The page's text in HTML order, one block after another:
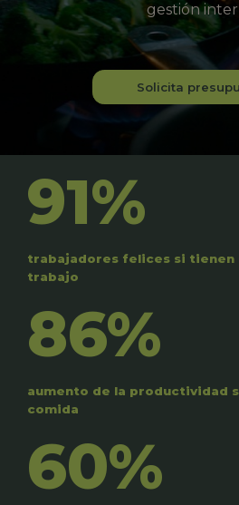
gestión
Solicita
91%
trabajadores felices si tienen
trabajo
86%
aumento de la productividad
comida
60%